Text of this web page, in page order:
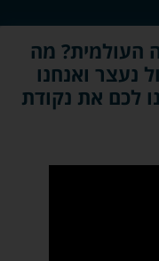
העולמית? מה
נעצר ואנחנו
לכם את נקודת